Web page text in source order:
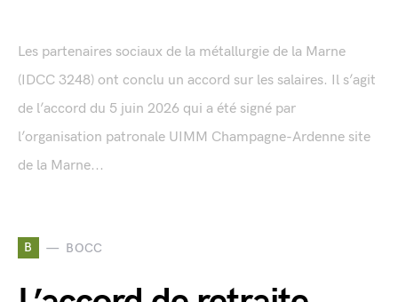
Les partenaires sociaux de la métallurgie de la Marne
(IDCC 3248) ont conclu un accord sur les salaires. Il s’agit
de l’accord du 5 juin 2026 qui a été signé par
l’organisation patronale UIMM Champagne-Ardenne site
de la Marne...
B BOCC